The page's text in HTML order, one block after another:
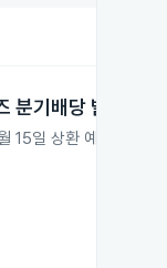
분기배당 발표
15일 상환 예정인 A